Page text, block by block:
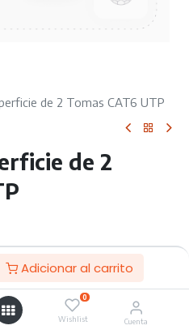
Adicionar al carrito
0
Wishlist Cuenta
de 2 Tomas CAT6 UTP
de 2
al carrito